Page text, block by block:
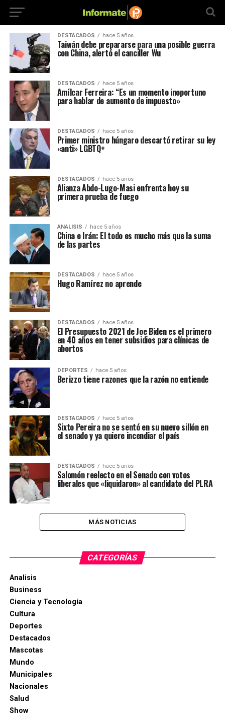
DESTACADOS hace 5 años
Taiwán debe prepararse para una posible guerra
con China, alertó el canciller Wu
DESTACADOS hace 5 años
Amílcar Ferreira: “Es un momento inoportuno
para hablar de aumento de impuesto»
DESTACADOS hace 5 años
Primer ministro húngaro descartó retirar su ley
«anti» LGBTQ+
DESTACADOS hace 5 años
Alianza Abdo-Lugo-Masi enfrenta hoy su
primera prueba de fuego
ANALISIS hace 5 años
China e Irán: El todo es mucho más que la suma
de las partes
DESTACADOS hace 5 años
Hugo Ramírez no aprende
DESTACADOS hace 5 años
El Presupuesto 2021 de Joe Biden es el primero
en 40 años en tener subsidios para clínicas de
abortos
DEPORTES hace 5 años
Berizzo tiene razones que la razón no entiende
DESTACADOS hace 5 años
Sixto Pereira no se sentó en su nuevo sillón en
el senado y ya quiere incendiar el país
DESTACADOS hace 5 años
Salomón reelecto en el Senado con votos
liberales que «liquidaron» al candidato del PLRA
MÁS NOTICIAS
CATEGORÍAS
Analisis
Business
Ciencia y Tecnología
Cultura
Deportes
Destacados
Mascotas
Mundo
Municipales
Nacionales
Salud
Show